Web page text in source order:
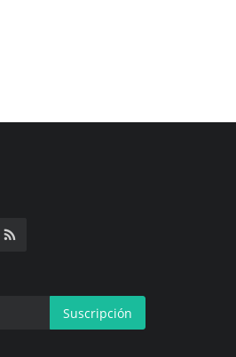
Suscripción